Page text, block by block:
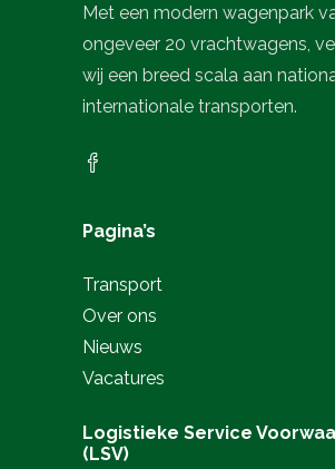
Met een modern wagenpark
ongeveer 20 vrachtwagens,
wij een breed scala aan
internationale transporten.
Pagina’s
Transport
Over ons
Nieuws
Vacatures
Logistieke Service
(LSV)